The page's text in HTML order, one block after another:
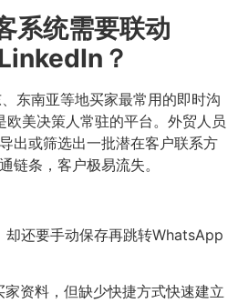
系统需要联动
？
东南亚等地买家最常用的即时沟
美决策人常驻的平台。外贸人员
出或筛选出一批潜在客户联系方
链条，客户极易流失。
却还要手动保存再跳转WhatsApp
资料，但缺少快捷方式快速建立